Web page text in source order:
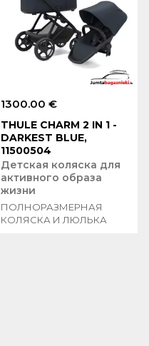
1300.00 €
THULE CHARM 2 IN 1 -
DARKEST BLUE,
11500504
Детская коляска для
активного образа
жизни
ПОЛНОРАЗМЕРНАЯ
КОЛЯСКА И ЛЮЛЬКА